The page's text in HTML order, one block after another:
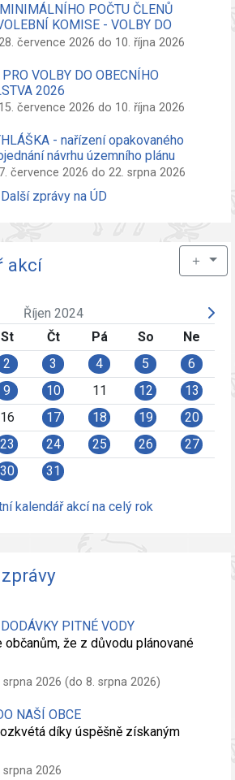
POČTU ČLENŮ
KOMISE - VOLBY DO
OBCE
července 2026 do 10. října 2026
VOLBY DO OBECNÍHO
2026
července 2026 do 10. října 2026
- nařízení opakovaného
návrhu územního plánu
července 2026 do 22. srpna 2026
Další zprávy na ÚD
akcí ＋
Říjen 2024
St Čt Pá So
Ne
2 3 4 5
6
9 10 11 12
13
16 17 18 19
20
23 24 25 26
27
30 31
kalendář akcí na celý rok
PITNÉ VODY
občanům, že z důvodu plánované
2026 (do 8. srpna 2026)
NAŠÍ OBCE
díky úspěšně získaným
2026